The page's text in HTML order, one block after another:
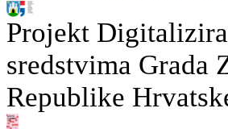
Projekt
sredstvima Grada
Republike